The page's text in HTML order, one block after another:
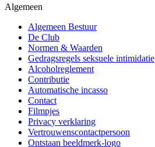
Algemeen
Algemeen Bestuur
De Club
Normen & Waarden
Gedragsregels seksuele intimidatie
Alcoholreglement
Contributie
Automatische incasso
Contact
Filmpjes
Privacy verklaring
Vertrouwenscontactpersoon
Ontstaan beeldmerk-logo